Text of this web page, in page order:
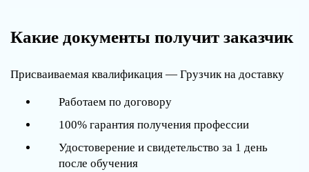
Какие документы получит заказчик
Присваиваемая квалификация — Грузчик на доставку
Работаем по договору
100% гарантия получения профессии
Удостоверение и свидетельство за 1 день
после обучения